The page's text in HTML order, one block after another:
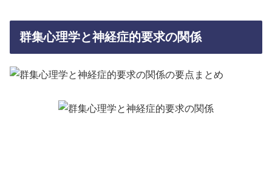
群集心理学と神経症的要求の関係